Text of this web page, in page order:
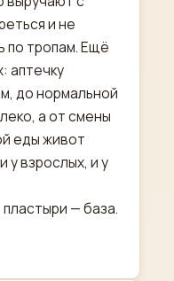
и не
по тропам. Ещё
аптечку
до нормальной
а от смены
еды живот
у взрослых, и у
— база.